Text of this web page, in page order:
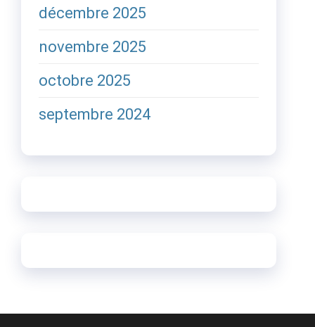
décembre 2025
novembre 2025
octobre 2025
septembre 2024